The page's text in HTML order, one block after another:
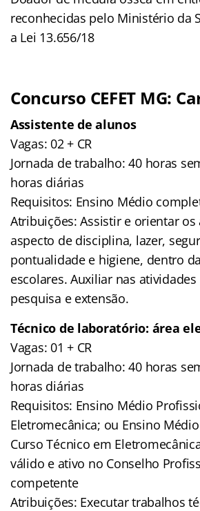
reconhecidas pelo Ministério da
a Lei 13.656/18
Concurso CEFET MG:
Assistente de alunos
Vagas: 02 + CR
Jornada de trabalho: 40 horas
horas diárias
Requisitos: Ensino Médio
Atribuições: Assistir e orientar os
aspecto de disciplina, lazer,
pontualidade e higiene, dentro
escolares. Auxiliar nas
pesquisa e extensão.
Técnico de laboratório: área
Vagas: 01 + CR
Jornada de trabalho: 40 horas
horas diárias
Requisitos: Ensino Médio
Eletromecânica; ou Ensino
Curso Técnico em
válido e ativo no Conselho
competente
Atribuições: Executar trabalhos